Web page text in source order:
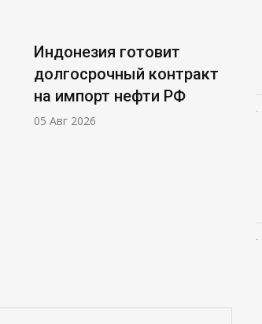
Индонезия готовит
долгосрочный контракт
на импорт нефти РФ
05 Авг 2026